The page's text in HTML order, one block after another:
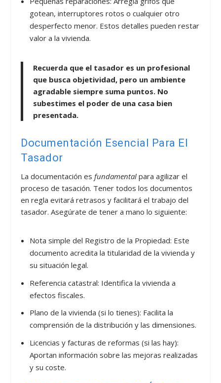
gotean, interruptores rotos o cualquier otro
desperfecto menor. Estos detalles pueden restar
valor a la vivienda.
Recuerda que el tasador es un profesional
que busca objetividad, pero un ambiente
agradable siempre suma puntos. No
subestimes el poder de una casa bien
presentada.
Documentación Esencial Para El
Tasador
La documentación es fundamental para agilizar el
proceso de tasación. Tener todos los documentos
en regla evitará retrasos y facilitará el trabajo del
tasador. Asegúrate de tener a mano lo siguiente:
Nota simple del Registro de la Propiedad: Este
documento acredita la titularidad de la vivienda y
su situación legal.
Referencia catastral: Identifica la vivienda a
efectos fiscales.
Plano de la vivienda (si lo tienes): Facilita la
comprensión de la distribución y las dimensiones.
Licencias y facturas de reformas (si las hay):
Aportan información sobre las mejoras realizadas
y su coste.